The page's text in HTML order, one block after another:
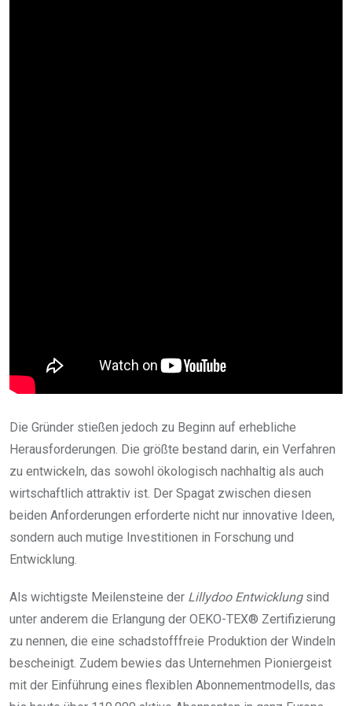
Die Gründer stießen jedoch zu Beginn auf erhebliche
Herausforderungen. Die größte bestand darin, ein Verfahren
zu entwickeln, das sowohl ökologisch nachhaltig als auch
wirtschaftlich attraktiv ist. Der Spagat zwischen diesen
beiden Anforderungen erforderte nicht nur innovative Ideen,
sondern auch mutige Investitionen in Forschung und
Entwicklung.
Als wichtigste Meilensteine der Lillydoo Entwicklungsind
unter anderem die Erlangung der OEKO-TEX® Zertifizierung
zu nennen, die eine schadstofffreie Produktion der Windeln
bescheinigt. Zudem bewies das Unternehmen Pioniergeist
mit der Einführung eines flexiblen Abonnementmodells, das